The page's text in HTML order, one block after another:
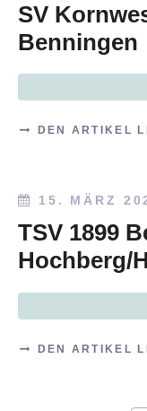
SV
Benningen
DEN ARTIKEL
15. MÄRZ
TSV 1899
Hochberg/
DEN ARTIKEL